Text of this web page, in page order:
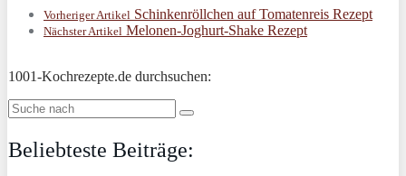
Vorheriger Artikel Schinkenröllchen auf Tomatenreis Rezept
Nächster Artikel Melonen-Joghurt-Shake Rezept
1001-Kochrezepte.de durchsuchen:
Beliebteste Beiträge: